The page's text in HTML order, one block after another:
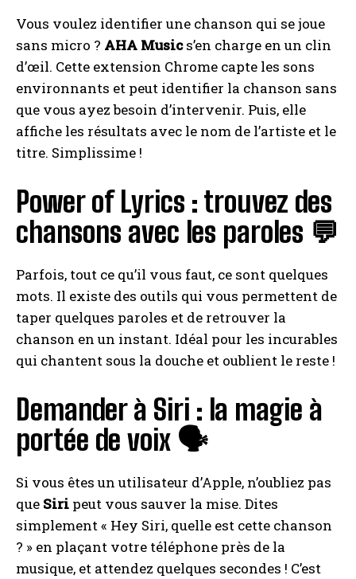
Vous voulez identifier une chanson qui se joue
sans micro ? AHA Musics’en charge en un clin
d’œil. Cette extension Chrome capte les sons
environnants et peut identifier la chanson sans
que vous ayez besoin d’intervenir. Puis, elle
affiche les résultats avec le nom de l’artiste et le
titre. Simplissime !
Power of Lyrics : trouvez des
chansons avec les paroles 💬
Parfois, tout ce qu’il vous faut, ce sont quelques
mots. Il existe des outils qui vous permettent de
taper quelques paroles et de retrouver la
chanson en un instant. Idéal pour les incurables
qui chantent sous la douche et oublient le reste !
Demander à Siri : la magie à
portée de voix 🗣️
Si vous êtes un utilisateur d’Apple, n’oubliez pas
que Siri peut vous sauver la mise. Dites
simplement « Hey Siri, quelle est cette chanson
? » en plaçant votre téléphone près de la
musique, et attendez quelques secondes ! C’est